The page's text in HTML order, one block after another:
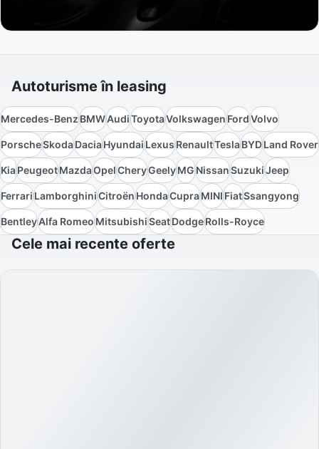
Autoturisme în leasing
Mercedes-BenzBMWAudiToyotaVolkswagenFordVolvo
PorscheSkodaDaciaHyundaiLexusRenaultTeslaBYDLand Rover
KiaPeugeotMazdaOpelCheryGeelyMGNissanSuzukiJeep
FerrariLamborghiniCitroënHondaCupraMINIFiatSsangyong
BentleyAlfa RomeoMitsubishiSeatDodgeRolls-Royce
Cele mai recente oferte